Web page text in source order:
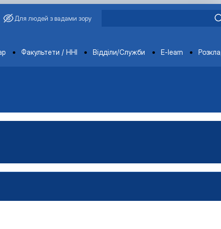
Для людей з вадами зору
Факультети / ННІ Відділи/Служби E-learn
база лабораторії